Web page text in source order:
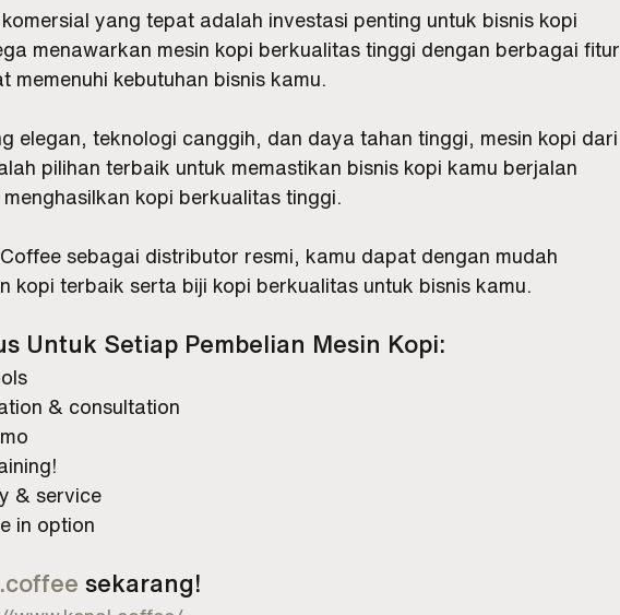
komersial yang tepat adalah investasi penting untuk bisnis kopi
menawarkan mesin kopi berkualitas tinggi dengan berbagai fitur
memenuhi kebutuhan bisnis kamu.
elegan, teknologi canggih, dan daya tahan tinggi, mesin kopi dari
pilihan terbaik untuk memastikan bisnis kopi kamu berjalan
kopi berkualitas tinggi.
sebagai distributor resmi, kamu dapat dengan mudah
kopi terbaik serta biji kopi berkualitas untuk bisnis kamu.
Untuk Setiap Pembelian Mesin Kopi:
& consultation
& service
in option
sekarang!